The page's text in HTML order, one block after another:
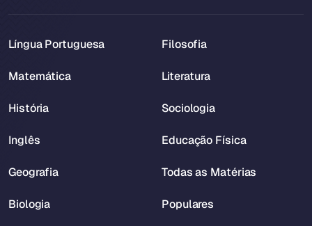
Língua Portuguesa
Matemática
História
Inglês
Geografia
Biologia
Filosofia
Literatura
Sociologia
Educação Física
Todas as Matérias
Populares